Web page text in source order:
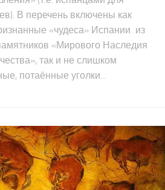
В перечень включены как
«чудеса» Испании из
«Мирового Наследия
так и не слишком
потаённые уголки...